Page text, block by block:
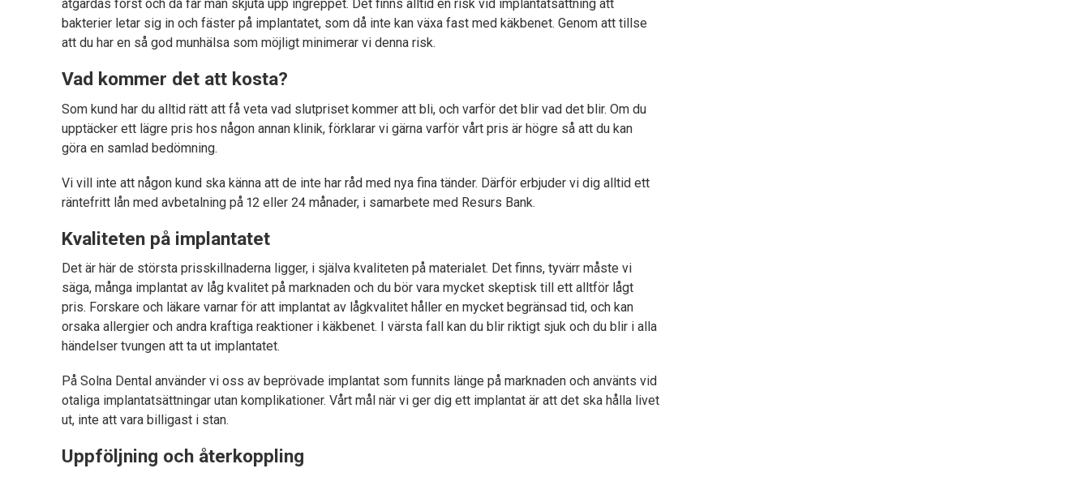
åtgärdas först och då får man skjuta upp ingreppet. Det finns alltid en risk vid implantatsättning att
bakterier letar sig in och fäster på implantatet, som då inte kan växa fast med käkbenet. Genom att tillse
att du har en så god munhälsa som möjligt minimerar vi denna risk.
Vad kommer det att kosta?
Som kund har du alltid rätt att få veta vad slutpriset kommer att bli, och varför det blir vad det blir. Om du
upptäcker ett lägre pris hos någon annan klinik, förklarar vi gärna varför vårt pris är högre så att du kan
göra en samlad bedömning.
Vi vill inte att någon kund ska känna att de inte har råd med nya fina tänder. Därför erbjuder vi dig alltid ett
räntefritt lån med avbetalning på 12 eller 24 månader, i samarbete med Resurs Bank.
Kvaliteten på implantatet
Det är här de största prisskillnaderna ligger, i själva kvaliteten på materialet. Det finns, tyvärr måste vi
säga, många implantat av låg kvalitet på marknaden och du bör vara mycket skeptisk till ett alltför lågt
pris. Forskare och läkare varnar för att implantat av lågkvalitet håller en mycket begränsad tid, och kan
orsaka allergier och andra kraftiga reaktioner i käkbenet. I värsta fall kan du blir riktigt sjuk och du blir i alla
händelser tvungen att ta ut implantatet.
På Solna Dental använder vi oss av beprövade implantat som funnits länge på marknaden och använts vid
otaliga implantatsättningar utan komplikationer. Vårt mål när vi ger dig ett implantat är att det ska hålla livet
ut, inte att vara billigast i stan.
Uppföljning och återkoppling